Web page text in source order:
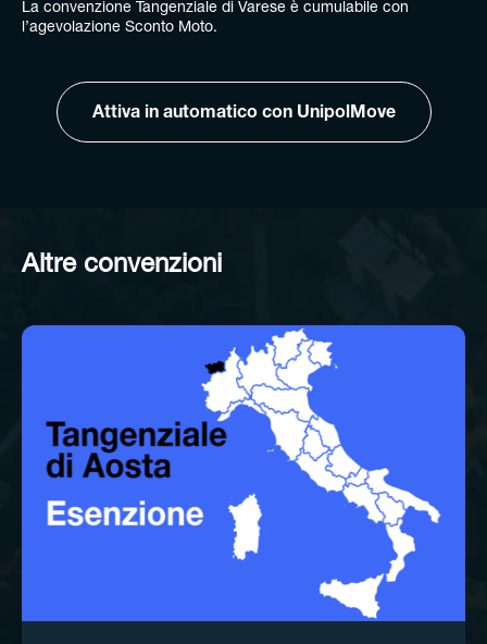
La convenzione Tangenziale di Varese è cumulabile con
l’agevolazione Sconto Moto.
Attiva in automatico con UnipolMove
Altre convenzioni